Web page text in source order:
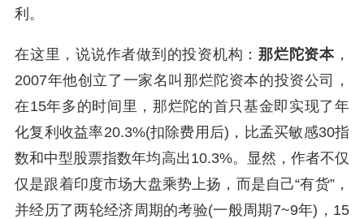
利。
在这里，说说作者做到的投资机构：那烂陀资本 ，
2007年他创立了一家名叫那烂陀资本的投资公司，
在15年多的时间里，那烂陀的首只基金即实现了年
化复利收益率20.3%(扣除费用后)，比孟买敏感30指
数和中型股票指数年均高出10.3%。显然，作者不仅
仅是跟着印度市场大盘乘势上扬，而是自己“有货”，
并经历了两轮经济周期的考验(一般周期7~9年)，15